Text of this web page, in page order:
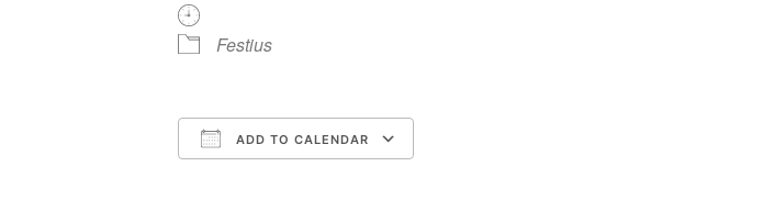
Festius
ADD TO CALENDAR